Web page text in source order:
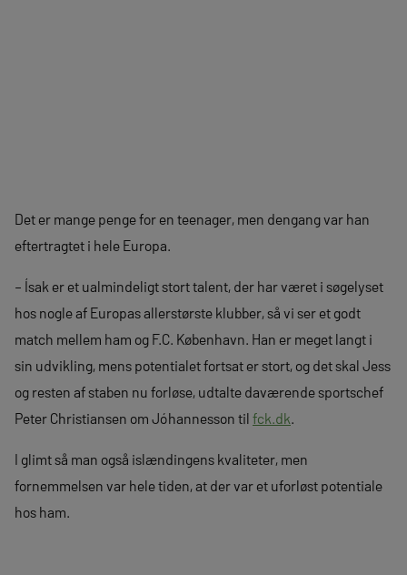
Det er mange penge for en teenager, men dengang var han
eftertragtet i hele Europa.
– Ísak er et ualmindeligt stort talent, der har været i søgelyset
hos nogle af Europas allerstørste klubber, så vi ser et godt
match mellem ham og F.C. København. Han er meget langt i
sin udvikling, mens potentialet fortsat er stort, og det skal Jess
og resten af staben nu forløse, udtalte daværende sportschef
Peter Christiansen om Jóhannesson til fck.dk.
I glimt så man også islændingens kvaliteter, men
fornemmelsen var hele tiden, at der var et uforløst potentiale
hos ham.